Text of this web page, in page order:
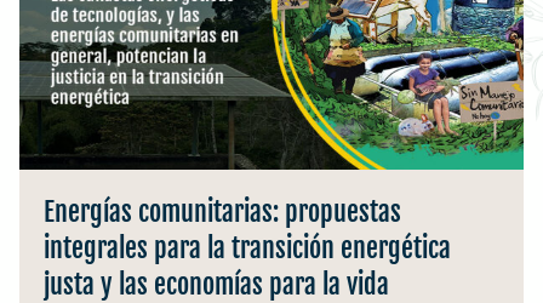
Energías comunitarias: propuestas
integrales para la transición energética
justa y las economías para la vida